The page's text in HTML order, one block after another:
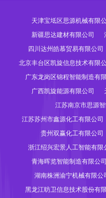
天津宝坻区思源机械有限
新疆思达建材有限公司
四川达州皓慕贸易有限公司
北京丰台区凯旋信息技术有限
广东龙岗区锦程智能制造有
广西凯旋能源有限公司
江苏南京市思源
江苏苏州市鑫源化工有限公司
贵州双赢化工有限公司
浙江绍兴宏景人工智能有限
青海晖览智能制造有限公司
湖南株洲渝宁机械有限公
黑龙江昉卫信息技术股份有